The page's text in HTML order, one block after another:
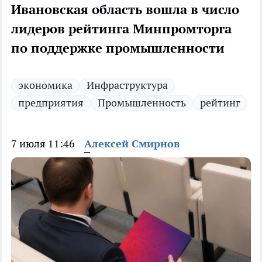
Ивановская область вошла в число
лидеров рейтинга Минпромторга
по поддержке промышленности
экономика
Инфраструктура
предприятия
Промышленность рейтинг
7 июля 11:46 Алексей Смирнов